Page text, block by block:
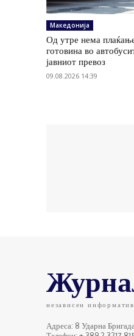
Македонија
Од утре нема
готовина во
јавниот превоз
09.08.2026 14:39
независен
Адреса: 8 Ударна